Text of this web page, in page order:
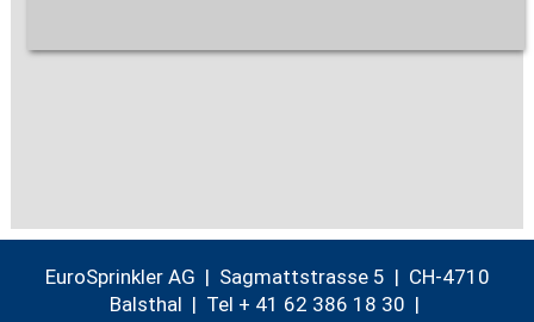
EuroSprinkler AG | Sagmattstrasse 5 | CH-4710
Balsthal | Tel + 41 62 386 18 30 |